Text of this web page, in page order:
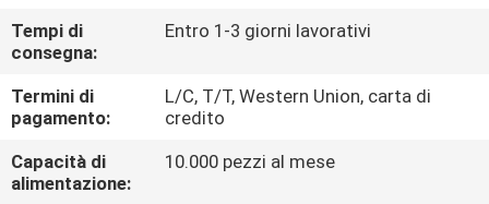
CONTATTICI
NOTIZIE
RICHIEDA
Tempi di
consegna:
Entro 1-3 giorni lavorativi
Termini di
pagamento:
L/C, T/T, Western Union, carta di
credito
Capacità di
alimentazione:
10.000 pezzi al mese